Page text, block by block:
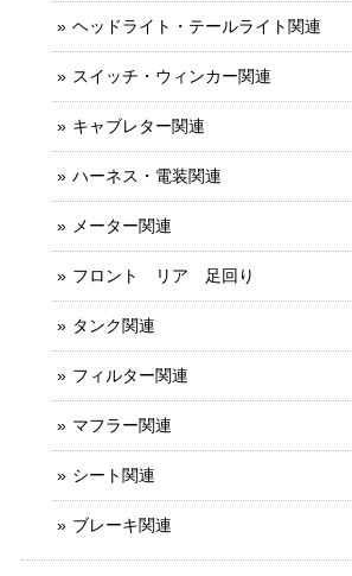
ヘッドライト・テールライト関連
スイッチ・ウィンカー関連
キャブレター関連
ハーネス・電装関連
メーター関連
フロント リア 足回り
タンク関連
フィルター関連
マフラー関連
シート関連
ブレーキ関連